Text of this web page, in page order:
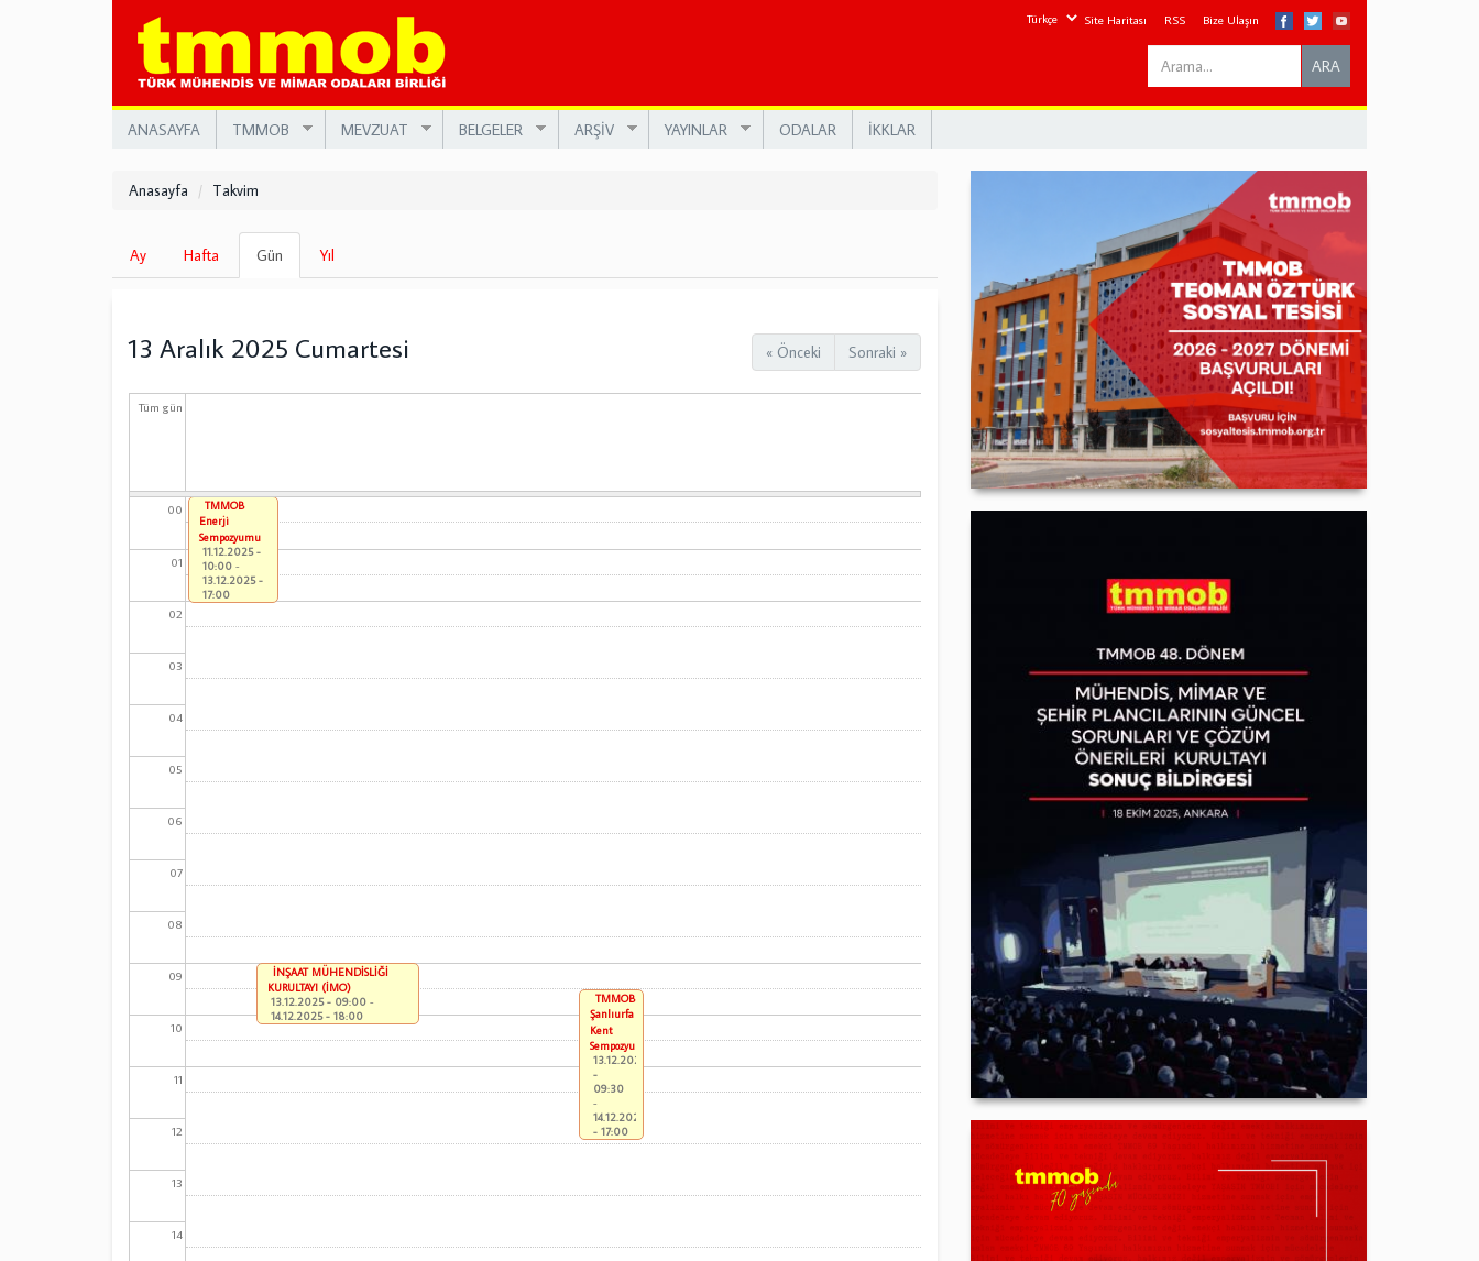
Site Haritası RSS Bize Ulaşın
Search
this
ARA
ANASAYFA TMMOB MEVZUAT BELGELER ARŞİV YAYINLAR ODALAR İKKLAR
Anasayfa Takvim
Birincil
sekmeler
Ay Hafta Gün
sekme)
Yıl
« Önceki Sonraki »
13 Aralık 2025 Cumartesi
Tüm gün
00
01
02
03
04
05
06
07
08
09
10
11
12
13
14
TMMOB
Enerji
Sempozyumu
11.12.2025 -
10:00 -
13.12.2025 -
17:00
İNŞAAT MÜHENDİSLİĞİ
KURULTAYI (İMO)
13.12.2025 - 09:00 -
14.12.2025 - 18:00
TMMOB
Şanlıurfa
Kent
Sempozyumu
13.12.2025
-
09:30
-
14.12.2025
- 17:00